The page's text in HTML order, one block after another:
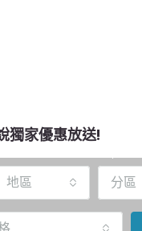
獨家優惠放送!
地區 分區